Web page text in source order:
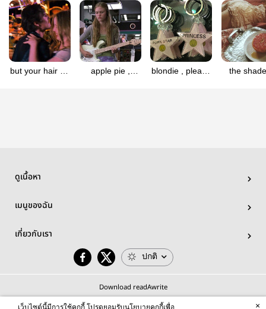
but your hair be
apple pie ,
blondie , please
the
ดูเนื้อหา
เมนูของฉัน
เกี่ยวกับเรา
ปกติ
Download readAwrite
เว็บไซต์นี้มีการใช้คุกกี้ โปรดยอมรับนโยบายคุกกี้เพื่อ ×